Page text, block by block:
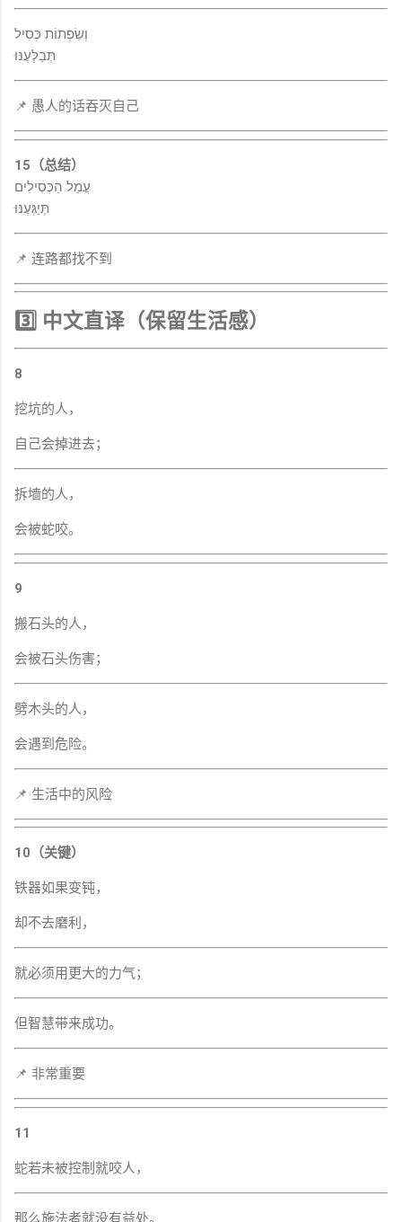
וְשִׂפְתוֹת כְּסִיל
תְּבַלְּעֶנּוּ
📌 愚人的话吞灭自己
15（总结）
עֲמַל הַכְּסִילִים
תְּיַגְּעֶנּוּ
📌 连路都找不到
3️⃣ 中文直译（保留生活感）
8
挖坑的人，
自己会掉进去；
拆墙的人，
会被蛇咬。
9
搬石头的人，
会被石头伤害；
劈木头的人，
会遇到危险。
📌 生活中的风险
10（关键）
铁器如果变钝，
却不去磨利，
就必须用更大的力气；
但智慧带来成功。
📌 非常重要
11
蛇若未被控制就咬人，
那么施法者就没有益处。